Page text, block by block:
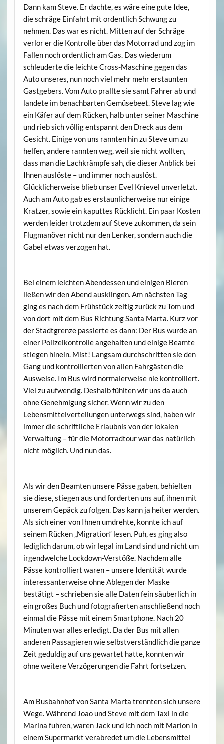
Dann kam Steve. Er dachte, es wäre eine gute Idee,
die schräge Einfahrt mit ordentlich Schwung zu
nehmen. Das war es nicht. Mitten auf der Schräge
verlor er die Kontrolle über das Motorrad und zog im
Fallen noch ordentlich am Gas. Das wiederum
schleuderte die leichte Cross-Maschine gegen das
Auto unseres, nun noch viel mehr mehr erstaunten
Gastgebers. Vom Auto prallte sie samt Fahrer ab und
landete im benachbarten Gemüsebeet. Steve lag wie
ein Käfer auf dem Rücken, halb unter seiner Maschine
und rieb sich völlig entspannt den Dreck aus dem
Gesicht. Einige von uns rannten hin zu Steve um zu
helfen, andere rannten weg, weil sie nicht wollten,
dass man die Lachkrämpfe sah, die dieser Anblick bei
Ihnen auslöste – und immer noch auslöst.
Glücklicherweise blieb unser Evel Knievel unverletzt.
Auch am Auto gab es erstaunlicherweise nur einige
Kratzer, sowie ein kaputtes Rücklicht. Ein paar Kosten
werden leider trotzdem auf Steve zukommen, da sein
Flugmanöver nicht nur den Lenker, sondern auch die
Gabel etwas verzogen hat.
Bei einem leichten Abendessen und einigen Bieren
ließen wir den Abend ausklingen. Am nächsten Tag
ging es nach dem Frühstück zeitig zurück zu Tom und
von dort mit dem Bus Richtung Santa Marta. Kurz vor
der Stadtgrenze passierte es dann: Der Bus wurde an
einer Polizeikontrolle angehalten und einige Beamte
stiegen hinein. Mist! Langsam durchschritten sie den
Gang und kontrollierten von allen Fahrgästen die
Ausweise. Im Bus wird normalerweise nie kontrolliert.
Viel zu aufwendig. Deshalb fühlten wir uns da auch
ohne Genehmigung sicher. Wenn wir zu den
Lebensmittelverteilungen unterwegs sind, haben wir
immer die schriftliche Erlaubnis von der lokalen
Verwaltung – für die Motorradtour war das natürlich
nicht möglich. Und nun das.
Als wir den Beamten unsere Pässe gaben, behielten
sie diese, stiegen aus und forderten uns auf, ihnen mit
unserem Gepäck zu folgen. Das kann ja heiter werden.
Als sich einer von Ihnen umdrehte, konnte ich auf
seinem Rücken „Migration“ lesen. Puh, es ging also
lediglich darum, ob wir legal im Land sind und nicht um
irgendwelche Lockdown-Verstöße. Nachdem alle
Pässe kontrolliert waren – unsere Identität wurde
interessanterweise ohne Ablegen der Maske
bestätigt – schrieben sie alle Daten fein säuberlich in
ein großes Buch und fotografierten anschließend noch
einmal die Pässe mit einem Smartphone. Nach 20
Minuten war alles erledigt. Da der Bus mit allen
anderen Passagieren wie selbstverständlich die ganze
Zeit geduldig auf uns gewartet hatte, konnten wir
ohne weitere Verzögerungen die Fahrt fortsetzen.
Am Busbahnhof von Santa Marta trennten sich unsere
Wege. Während Joao und Steve mit dem Taxi in die
Marina fuhren, waren Jack und ich noch mit Marlon in
einem Supermarkt verabredet um die Lebensmittel